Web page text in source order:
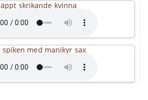
skrikande kvinna
spiken med manikyr sax